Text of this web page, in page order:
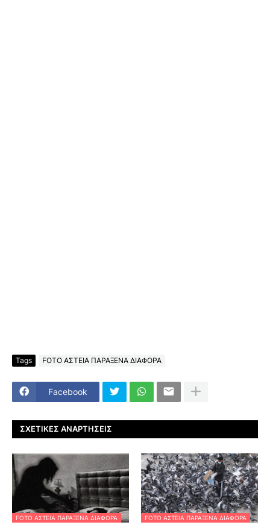
Tags FOTO ΑΣΤΕΙΑ ΠΑΡΑΞΕΝΑ ΔΙΑΦΟΡΑ
Facebook
ΣΧΕΤΙΚΈΣ ΑΝΑΡΤΉΣΕΙΣ
FOTO ΑΣΤΕΙΑ ΠΑΡΑΞΕΝΑ ΔΙΑΦΟΡΑ FOTO ΑΣΤΕΙΑ ΠΑΡΑΞΕΝΑ ΔΙΑΦΟΡΑ